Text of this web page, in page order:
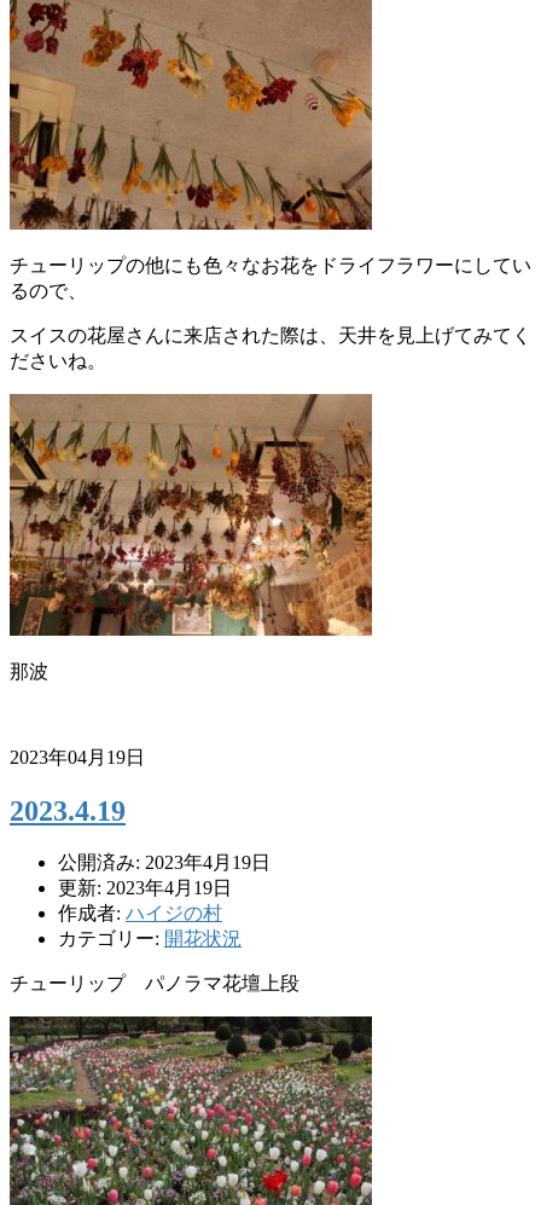
チューリップの他にも色々なお花をドライフラワーにしてい
るので、
スイスの花屋さんに来店された際は、天井を見上げてみてく
ださいね。
那波
2023年04月19日
2023.4.19
公開済み: 2023年4月19日
更新: 2023年4月19日
作成者: ハイジの村
カテゴリー: 開花状況
チューリップ パノラマ花壇上段